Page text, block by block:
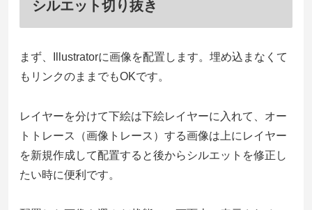
シルエット切り抜き
まず、Illustratorに画像を配置します。埋め込まなくて
もリンクのままでもOKです。
レイヤーを分けて下絵は下絵レイヤーに入れて、オー
トトレース（画像トレース）する画像は上にレイヤー
を新規作成して配置すると後からシルエットを修正し
たい時に便利です。